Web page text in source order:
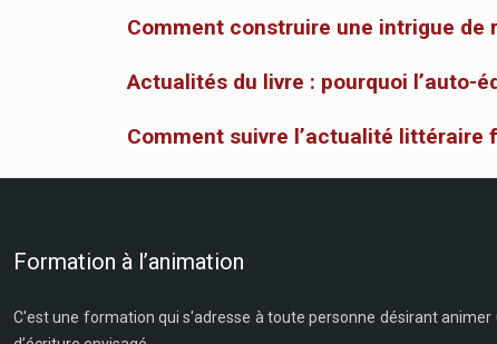
Comment construire une intrigue de
Actualités du livre : pourquoi l’auto-
Comment suivre l’actualité littéraire
Formation à l’animation
C'est une formation qui s'adresse à toute personne désirant